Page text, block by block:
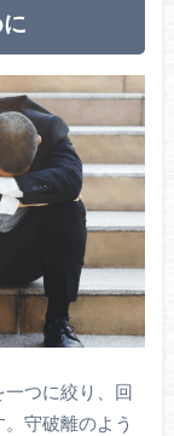
つに絞り、回
守破離のよう